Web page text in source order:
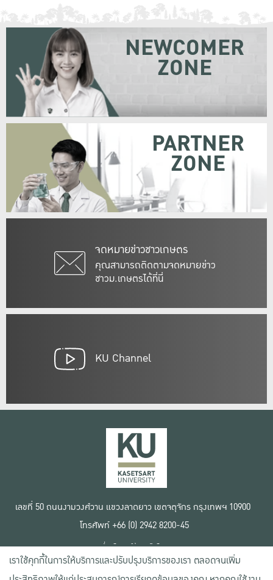
จดหมายข่าวชาวเกษตร
คุณสามารถติดตามจดหมายข่าว
ชาวม.เกษตรได้ที่นี่
NEWCOMER
ZONE
PARTNER
ZONE
KU Channel
เลขที่ 50 ถนนงามวงศ์วาน แขวงลาดยาว เขตจตุจักร กรุงเทพฯ 10900
โทรศัพท์ +66 (0) 2942 8200-45
เงื่อนไขการใช้งานเว็บไซต์
ข้อตกลงด้านสิทธิ์ใช้งาน
นโยบายความเป็นส่วนตัว
เราใช้คุกกี้ในการให้บริการและปรับปรุงบริการของเรา ตลอดจนเพิ่ม